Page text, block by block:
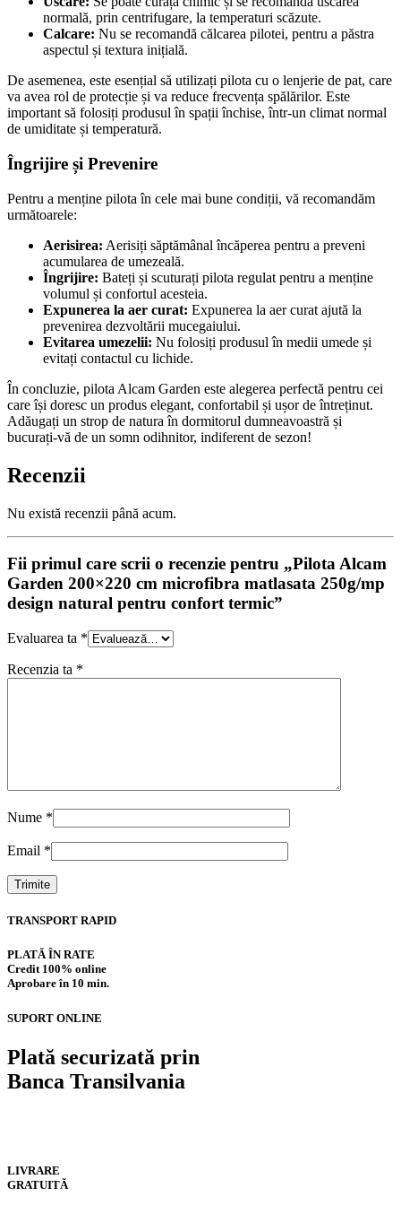
normală, prin centrifugare, la temperaturi scăzute.
Calcare: Nu se recomandă călcarea pilotei, pentru a păstra
aspectul și textura inițială.
De asemenea, este esențial să utilizați pilota cu o lenjerie de pat, care
va avea rol de protecție și va reduce frecvența spălărilor. Este
important să folosiți produsul în spații închise, într-un climat normal
de umiditate și temperatură.
Îngrijire și Prevenire
Pentru a menține pilota în cele mai bune condiții, vă recomandăm
următoarele:
Aerisirea: Aerisiți săptămânal încăperea pentru a preveni
acumularea de umezeală.
Îngrijire: Bateți și scuturați pilota regulat pentru a menține
volumul și confortul acesteia.
Expunerea la aer curat: Expunerea la aer curat ajută la
prevenirea dezvoltării mucegaiului.
Evitarea umezelii: Nu folosiți produsul în medii umede și
evitați contactul cu lichide.
În concluzie, pilota Alcam Garden este alegerea perfectă pentru cei
care își doresc un produs elegant, confortabil și ușor de întreținut.
Adăugați un strop de natura în dormitorul dumneavoastră și
bucurați-vă de un somn odihnitor, indiferent de sezon!
Recenzii
Nu există recenzii până acum.
Fii primul care scrii o recenzie pentru „Pilota Alcam
Garden 200×220 cm microfibra matlasata 250g/mp
design natural pentru confort termic”
Evaluarea ta *
Recenzia ta *
Nume *
Email *
TRANSPORT RAPID
PLATĂ ÎN RATE
Credit 100% online
Aprobare în 10 min.
SUPORT ONLINE
Plată securizată prin
Banca Transilvania
LIVRARE
GRATUITĂ